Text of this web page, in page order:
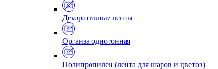
Декоративные ленты
Органза однотонная
Полипропилен (лента для шаров и цветов)